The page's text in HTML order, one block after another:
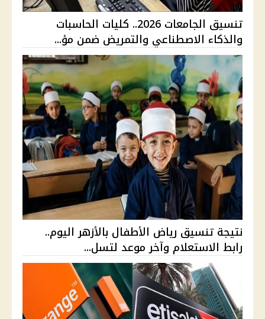
تنسيق الجامعات 2026.. كليات الحاسبات
والذكاء الاصطناعي والتمريض ضمن مؤ...
نتيجة تنسيق رياض الأطفال بالأزهر اليوم..
رابط الاستعلام وآخر موعد لتسل...